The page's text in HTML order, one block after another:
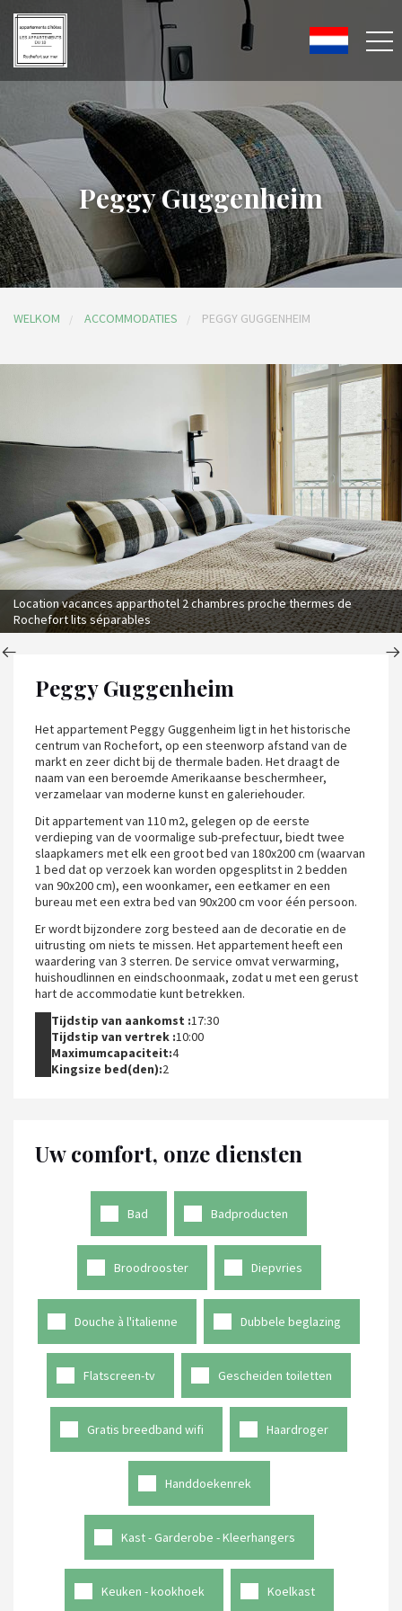
Peggy Guggenheim
WELKOM ACCOMMODATIES PEGGY GUGGENHEIM
Location vacances apparthotel 2 chambres proche thermes de
Rochefort lits séparables
Peggy Guggenheim
Het appartement Peggy Guggenheim ligt in het historische
centrum van Rochefort, op een steenworp afstand van de
markt en zeer dicht bij de thermale baden. Het draagt de
naam van een beroemde Amerikaanse beschermheer,
verzamelaar van moderne kunst en galeriehouder.
Dit appartement van 110 m2, gelegen op de eerste
verdieping van de voormalige sub-prefectuur, biedt twee
slaapkamers met elk een groot bed van 180x200 cm (waarvan
1 bed dat op verzoek kan worden opgesplitst in 2 bedden
van 90x200 cm), een woonkamer, een eetkamer en een
bureau met een extra bed van 90x200 cm voor één persoon.
Er wordt bijzondere zorg besteed aan de decoratie en de
uitrusting om niets te missen. Het appartement heeft een
waardering van 3 sterren. De service omvat verwarming,
huishoudlinnen en eindschoonmaak, zodat u met een gerust
hart de accommodatie kunt betrekken.
Tijdstip van aankomst :17:30
Tijdstip van vertrek :10:00
Maximumcapaciteit:4
Kingsize bed(den):2
Uw comfort, onze diensten
Bad Badproducten
Broodrooster Diepvries
Douche à l'italienne Dubbele beglazing
Flatscreen-tv Gescheiden toiletten
Gratis breedband wifi Haardroger
Handdoekenrek
Kast - Garderobe - Kleerhangers
Keuken - kookhoek Koelkast